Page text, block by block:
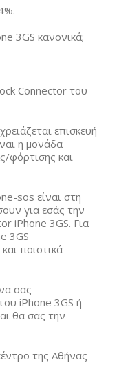
3GS κανονικά;
Connector του
επισκευή
η μονάδα
φόρτισης και
sos είναι στη
για εσάς την
iPhone 3GS. Για
3GS
ποιοτικά
σας
iPhone 3GS ή
θα σας την
της Αθήνας